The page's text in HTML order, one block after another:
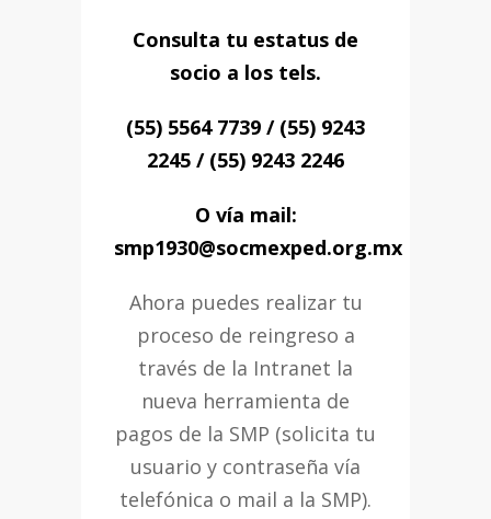
Consulta tu estatus de
socio a los tels.
(55) 5564 7739 / (55) 9243
2245 / (55) 9243 2246
O vía mail:
smp1930@socmexped.org.mx
Ahora puedes realizar tu
proceso de reingreso a
través de la Intranet la
nueva herramienta de
pagos de la SMP (solicita tu
usuario y contraseña vía
telefónica o mail a la SMP).